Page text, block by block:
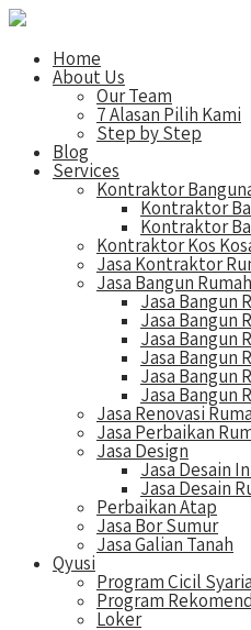
Home
About Us
Our Team
7 Alasan Pilih Kami
Step by Step
Blog
Services
Kontraktor
Kontraktor
Kontraktor
Kontraktor Kos
Jasa Kontraktor
Jasa Bangun Rumah
Jasa Bangun
Jasa Bangun
Jasa Bangun
Jasa Bangun
Jasa Bangun
Jasa Bangun
Jasa Renovasi
Jasa Perbaikan
Jasa Design
Jasa Desain
Jasa Desain
Perbaikan Atap
Jasa Bor Sumur
Jasa Galian Tanah
Qyusi
Program Cicil
Program
Loker